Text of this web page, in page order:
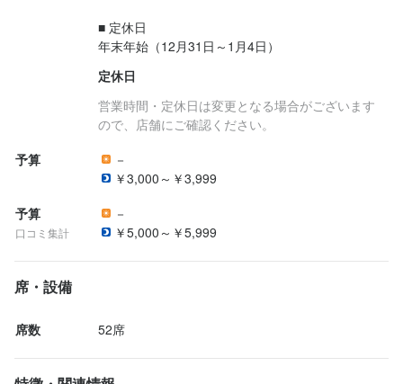
■ 定休日
定休日
営業時間・定休日は変更となる場合がございます
ので、店舗にご確認ください。
予算
－
￥3,000～￥3,999
予算
口コミ集計
－
￥5,000～￥5,999
席・設備
席数 52席
等）・サービスをお任せします。 経営者視点でお店作りに携わっ
ていただきます。地域で一番有名な店長になり、腕をふるってく
習いのいずれかの職種からのスタートとなります。スタート職種
は今までの経験等を考慮し、協議の上決定致します】
【独立希望者歓迎】
必要なことはすべて教えます。
【成果に応じた昇給アリ】
目標の達成度合いやスキルアップの度合いによって、給与はどん
どんアップしていきます。ボーナス支給もあるので、毎日モチベ